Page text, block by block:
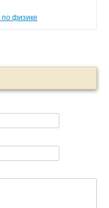
по физике